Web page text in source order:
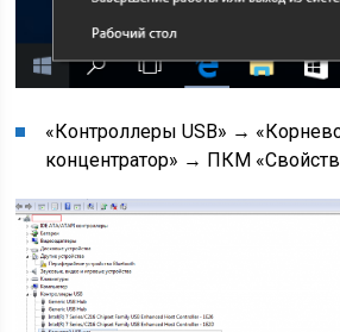
«Контроллеры USB» →
концентратор» → ПКМ